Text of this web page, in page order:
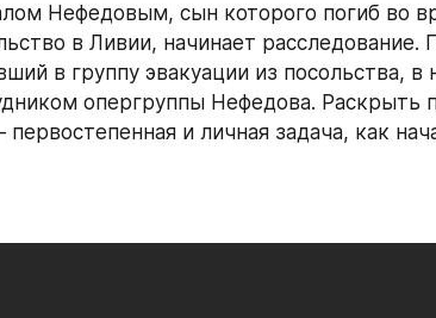
Нефедовым, сын которого погиб во
в Ливии, начинает
в группу эвакуации из посольства,
опергруппы Нефедова. Раскрыть
и личная задача, как